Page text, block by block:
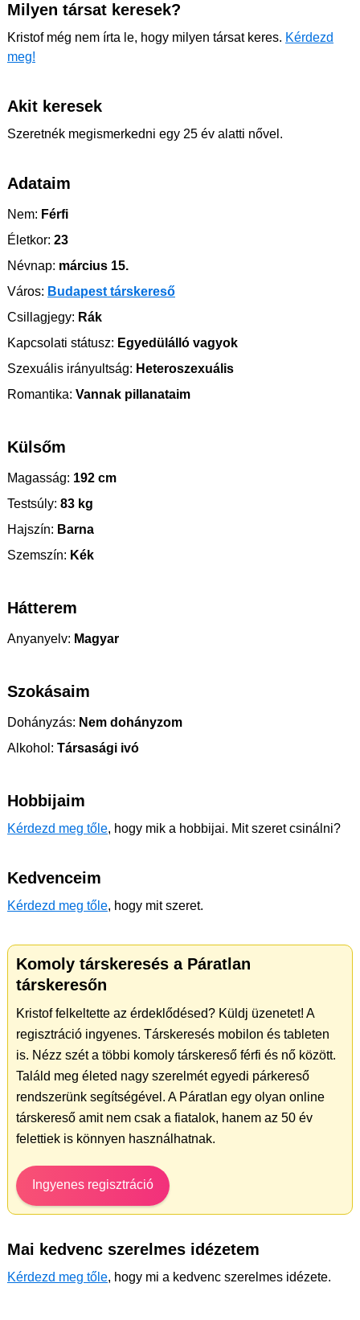
Milyen társat keresek?
Kristof még nem írta le, hogy milyen társat keres. Kérdezd
meg!
Akit keresek
Szeretnék megismerkedni egy 25 év alatti nővel.
Adataim
Nem: Férfi
Életkor: 23
Névnap: március 15.
Város: Budapest társkereső
Csillagjegy: Rák
Kapcsolati státusz: Egyedülálló vagyok
Szexuális irányultság: Heteroszexuális
Romantika: Vannak pillanataim
Külsőm
Magasság: 192 cm
Testsúly: 83 kg
Hajszín: Barna
Szemszín: Kék
Hátterem
Anyanyelv: Magyar
Szokásaim
Dohányzás: Nem dohányzom
Alkohol: Társasági ivó
Hobbijaim
Kérdezd meg tőle, hogy mik a hobbijai. Mit szeret csinálni?
Kedvenceim
Kérdezd meg tőle, hogy mit szeret.
Komoly társkeresés a Páratlan
társkeresőn
Kristof felkeltette az érdeklődésed? Küldj üzenetet! A
regisztráció ingyenes. Társkeresés mobilon és tableten
is. Nézz szét a többi komoly társkereső férfi és nő között.
Találd meg életed nagy szerelmét egyedi párkereső
rendszerünk segítségével. A Páratlan egy olyan online
társkereső amit nem csak a fiatalok, hanem az 50 év
felettiek is könnyen használhatnak.
Ingyenes regisztráció
Mai kedvenc szerelmes idézetem
Kérdezd meg tőle, hogy mi a kedvenc szerelmes idézete.